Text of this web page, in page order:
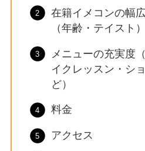
在籍イメコンの幅
（年齢・テイスト）
メニューの充実度
イクレッスン・シ
ど）
料金
アクセス